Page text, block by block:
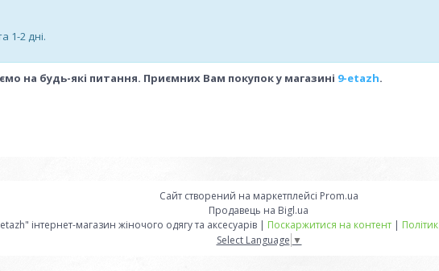
1-2 дні.
на будь-які питання. Приємних Вам покупок у магазині 9-etazh.
Сайт створений на маркетплейсі Prom.ua
Продавець на Bigl.ua
"9-etazh" інтернет-магазин жіночого одягу та аксесуарів | Поскаржитися на контент |
Select Language ▼